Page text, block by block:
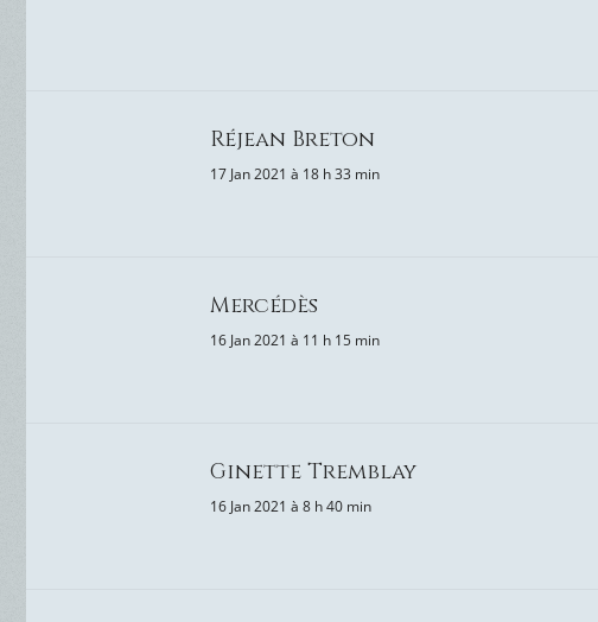
Réjean Breton
17 Jan 2021 à 18 h 33 min
Mercédès
16 Jan 2021 à 11 h 15 min
Ginette Tremblay
16 Jan 2021 à 8 h 40 min